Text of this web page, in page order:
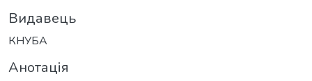
Видавець
КНУБА
Анотація